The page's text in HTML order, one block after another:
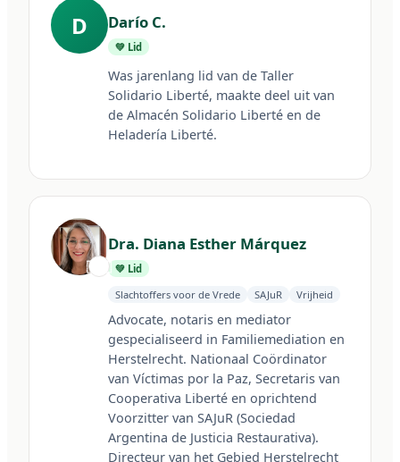
D Darío C.
💚 Lid
Was jarenlang lid van de Taller
Solidario Liberté, maakte deel uit van
de Almacén Solidario Liberté en de
Heladería Liberté.
🇦🇷
Dra. Diana Esther Márquez
💚 Lid
Slachtoffers voor de Vrede
SAJuR Vrijheid
Advocate, notaris en mediator
gespecialiseerd in Familiemediation en
Herstelrecht. Nationaal Coördinator
van Víctimas por la Paz, Secretaris van
Cooperativa Liberté en oprichtend
Voorzitter van SAJuR (Sociedad
Argentina de Justicia Restaurativa).
Directeur van het Gebied Herstelrecht